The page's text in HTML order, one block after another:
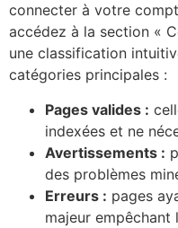
connecter à votre
accédez à la section «
une classification
catégories principales :
Pages valides :
indexées et ne
Avertissements :
des problèmes
Erreurs : pages
majeur